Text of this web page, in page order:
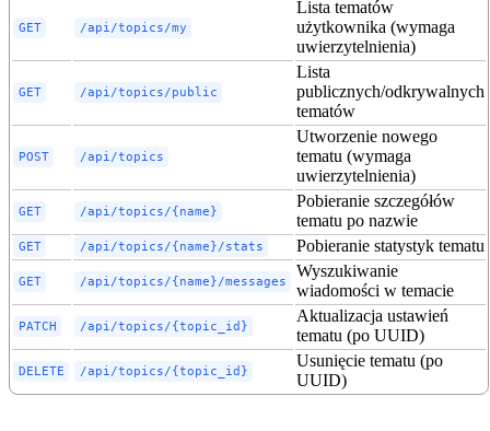
GET /api/topics/my
Lista tematów
użytkownika (wymaga
uwierzytelnienia)
GET /api/topics/public
Lista
publicznych/odkrywalnych
tematów
POST /api/topics
Utworzenie nowego
tematu (wymaga
uwierzytelnienia)
GET /api/topics/{name}
Pobieranie szczegółów
tematu po nazwie
GET /api/topics/{name}/stats Pobieranie statystyk tematu
GET /api/topics/{name}/messages
Wyszukiwanie
wiadomości w temacie
PATCH /api/topics/{topic_id}
Aktualizacja ustawień
tematu (po UUID)
DELETE /api/topics/{topic_id}
Usunięcie tematu (po
UUID)